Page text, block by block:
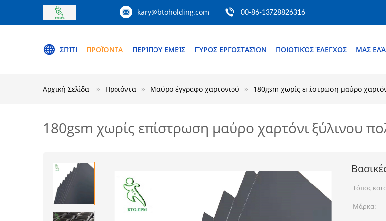
kary@btoholding.com 00-86-13728826316
ΣΠΊΤΙ ΠΡΟΪΌΝΤΑ ΠΕΡΊΠΟΥ ΕΜΕΊΣ ΓΎΡΟΣ ΕΡΓΟΣΤΑΣΊΩΝ ΠΟΙΟΤΙΚΌΣ ΈΛΕΓΧΟΣ ΜΑΣ
Αρχική Σελίδα Προϊόντα Μαύρο έγγραφο χαρτονιού 180gsm χωρίς επίστρωση μαύρο
180gsm χωρίς επίστρωση μαύρο χαρτόνι ξύλινου
Τόπος
Μάρκα: